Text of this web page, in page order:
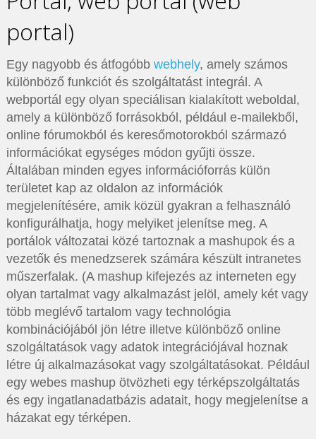
portal)
Egy nagyobb és átfogóbb webhely, amely számos
különböző funkciót és szolgáltatást integrál. A
webportál egy olyan speciálisan kialakított weboldal,
amely a különböző forrásokból, például e-mailekből,
online fórumokból és keresőmotorokból származó
információkat egységes módon gyűjti össze.
Általában minden egyes információforrás külön
területet kap az oldalon az információk
megjelenítésére, amik közül gyakran a felhasználó
konfigurálhatja, hogy melyiket jelenítse meg. A
portálok változatai közé tartoznak a mashupok és a
vezetők és menedzserek számára készült intranetes
műszerfalak. (A mashup kifejezés az interneten egy
olyan tartalmat vagy alkalmazást jelöl, amely két vagy
több meglévő tartalom vagy technológia
kombinációjából jön létre illetve különböző online
szolgáltatások vagy adatok integrációjával hoznak
létre új alkalmazásokat vagy szolgáltatásokat. Például
egy webes mashup ötvözheti egy térképszolgáltatás
és egy ingatlanadatbázis adatait, hogy megjelenítse a
házakat egy térképen.